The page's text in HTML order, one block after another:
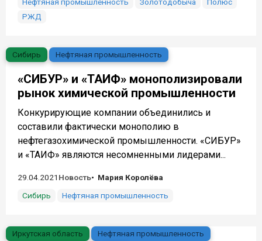
Нефтяная промышленность
Золотодобыча
Полюс
РЖД
Сибирь Нефтяная промышленность
«СИБУР» и «ТАИФ» монополизировали
рынок химической промышленности
Конкурирующие компании объединились и
составили фактически монополию в
нефтегазохимической промышленности. «СИБУР»
и «ТАИФ» являются несомненными лидерами...
29.04.2021 Новость
Мария Королёва
Сибирь
Нефтяная промышленность
Иркутская область Нефтяная промышленность